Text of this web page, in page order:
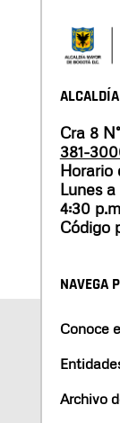
Cra 8
381-
Horario
Lunes
4:30
Código
NAVEGA
Conoce
Archivo